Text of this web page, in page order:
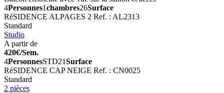
4Personnes1chambres26Surface
RéSIDENCE ALPAGES 2 Ref. : AL2313
Standard
Studio
A partir de
420€/Sem.
4PersonnesSTD21Surface
RéSIDENCE CAP NEIGE Ref. : CN0025
Standard
2 pièces